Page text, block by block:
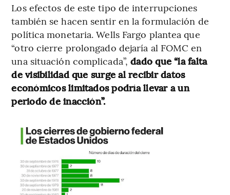
Los efectos de este tipo de interrupciones
también se hacen sentir en la formulación de
política monetaria. Wells Fargo plantea que
“otro cierre prolongado dejaría al FOMC en
una situación complicada”,dado que “la falta
de visibilidad que surge al recibir datos
económicos limitados podría llevar a un
periodo de inacción”.